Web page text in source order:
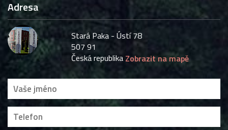
Adresa
Stará Paka - Ústí 78
507 91
Česká republika Zobrazit na mapě